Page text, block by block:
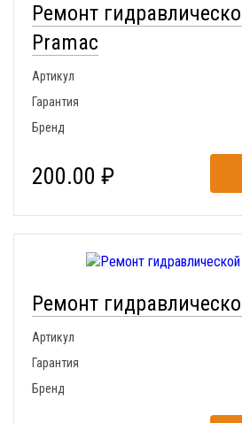
Ремонт
Pramac
Артикул
Гарантия
Бренд
200.00 ₽
Ремонт
Артикул
Гарантия
Бренд